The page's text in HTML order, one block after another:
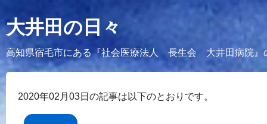
大井田の日々
高知県宿毛市にある『社会医療法人 長生会 大井田病院』
2020年02月03日の記事は以下のとおりです。